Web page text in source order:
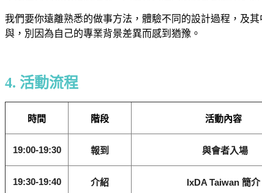
我們要你遠離熟悉的做事方法，體驗不同的設計過程，及
與，別因為自己的專業背景差異而感到猶豫。
4. 活動流程
時間 階段 活動內容
19:00-19:30 報到 與會者入場
19:30-19:40 介紹 IxDA Taiwan 簡介